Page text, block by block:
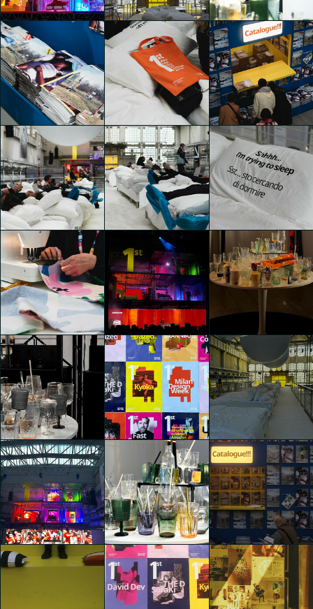
Mayar Farrag
Mayar Farrag
Martínez
1st (First)
Sara Tibaldo
1st (First)
Yeni Tatiana
1st (First)
Carla Palini
1st (First)
Carla Palini
1st (First)
Carla Palini
1st (First)
Carla Palini
1st (First)
Carla Palini
1st (First)
Carla Palini
Carla Palini
1st (First)
Carla Palini
1st (First)
Cinzia Casu
1st (First)
Cinzia Casu
1st (First)
Maya Alhasan
1st (First)
Eloisa Valenzini
1st (First)
Chiara Cotterchio